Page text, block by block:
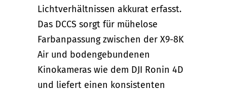
Lichtverhältnissen akkurat erfasst.
Das DCCS sorgt für mühelose
Farbanpassung zwischen der X9-8K
Air und bodengebundenen
Kinokameras wie dem DJI Ronin 4D
und liefert einen konsistenten